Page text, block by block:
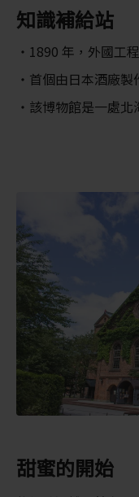
知識補給站
1890 年，外國工
首個由日本酒廠
該博物館是一處北
甜蜜的開始